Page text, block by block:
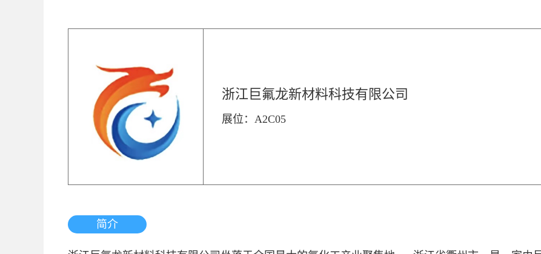
浙江巨氟龙新材料科技有限公司
展位：A2C05
简介